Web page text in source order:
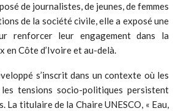
de journalistes, de jeunes, de femmes
de la société civile, elle a exposé une
renforcer leur engagement dans la
en Côte d’Ivoire et au-delà.
s’inscrit dans un contexte où les
tensions socio-politiques persistent
La titulaire de la Chaire UNESCO, « Eau,